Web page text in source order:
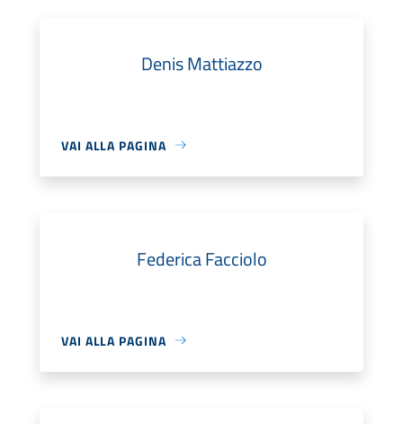
Denis Mattiazzo
VAI ALLA PAGINA
Federica Facciolo
VAI ALLA PAGINA